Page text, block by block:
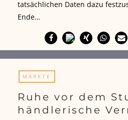
tatsächlichen Daten dazu
Ende…
MÄRKTE
Ruhe vor dem
händlerische